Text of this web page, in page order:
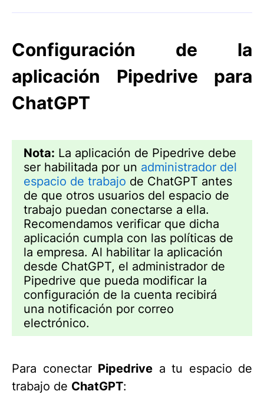
Configuración de la
aplicación Pipedrive para
ChatGPT
Nota: La aplicación de Pipedrive debe
ser habilitada por un administrador del
espacio de trabajo de ChatGPT antes
de que otros usuarios del espacio de
trabajo puedan conectarse a ella.
Recomendamos verificar que dicha
aplicación cumpla con las políticas de
la empresa. Al habilitar la aplicación
desde ChatGPT, el administrador de
Pipedrive que pueda modificar la
configuración de la cuenta recibirá
una notificación por correo
electrónico.
Para conectar Pipedrive a tu espacio de
trabajo de ChatGPT: